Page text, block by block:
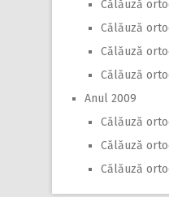
Călăuză
Călăuză
Călăuză
Călăuză
Anul 2009
Călăuză
Călăuză
Călăuză